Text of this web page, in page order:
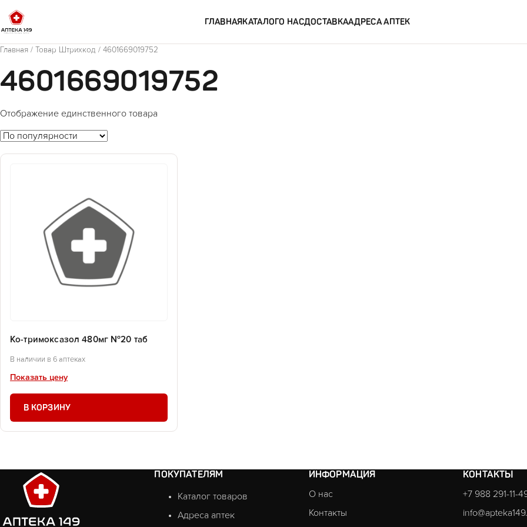
ГЛАВНАЯКАТАЛОГО НАСДОСТАВКААДРЕСА АПТЕК
Главная / Товар Штрихкод / 4601669019752
4601669019752
Отображение единственного товара
Ко-тримоксазол 480мг №20 таб
В наличии в 6 аптеках
Показать цену
В КОРЗИНУ
ПОКУПАТЕЛЯМ
Каталог товаров
Адреса аптек
ИНФОРМАЦИЯ
О нас
Контакты
КОНТАКТЫ
+7 988 291-11-